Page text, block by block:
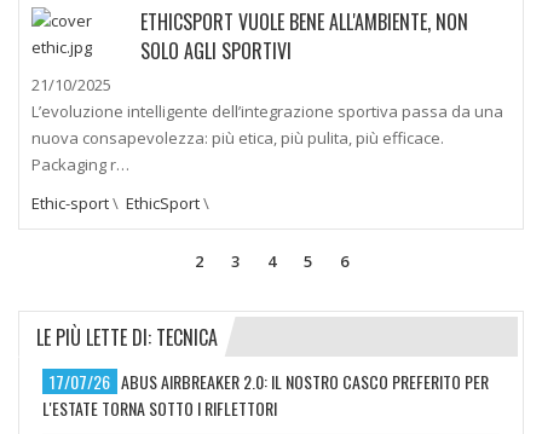
ETHICSPORT VUOLE BENE ALL'AMBIENTE, NON
SOLO AGLI SPORTIVI
21/10/2025
L’evoluzione intelligente dell’integrazione sportiva passa da una
nuova consapevolezza: più etica, più pulita, più efficace.
Packaging r…
Ethic-sport\ EthicSport\
2 3 4 5 6
LE PIÙ LETTE DI: TECNICA
17/07/26 ABUS AIRBREAKER 2.0: IL NOSTRO CASCO PREFERITO PER
L'ESTATE TORNA SOTTO I RIFLETTORI